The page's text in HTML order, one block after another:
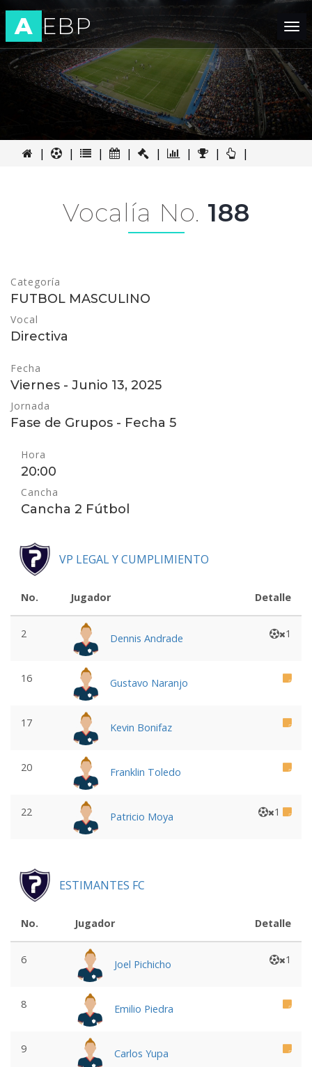
A EBP
| | | | | | | |
Vocalía No. 188
Categoría
FUTBOL MASCULINO
Vocal
Directiva
Fecha
Viernes - Junio 13, 2025
Jornada
Fase de Grupos - Fecha 5
Hora
20:00
Cancha
Cancha 2 Fútbol
VP LEGAL Y CUMPLIMIENTO
No. Jugador Detalle
2 Dennis Andrade 1
16 Gustavo Naranjo
17 Kevin Bonifaz
20 Franklin Toledo
22 Patricio Moya 1
ESTIMANTES FC
No. Jugador Detalle
6 Joel Pichicho 1
8 Emilio Piedra
9 Carlos Yupa